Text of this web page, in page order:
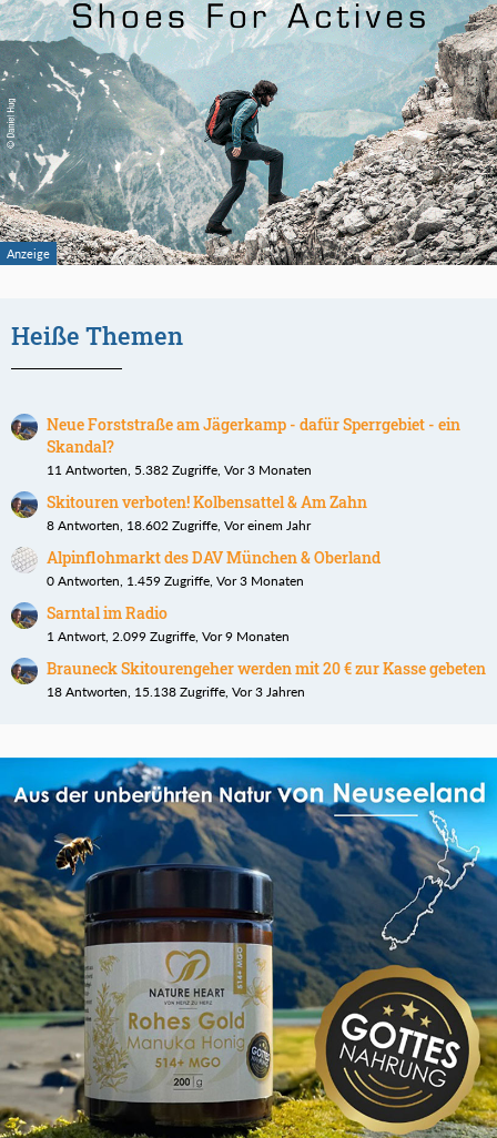
Heiße Themen
Neue Forststraße am Jägerkamp - dafür Sperrgebiet - ein
Skandal?
11 Antworten, 5.382 Zugriffe, Vor 3 Monaten
Skitouren verboten! Kolbensattel & Am Zahn
8 Antworten, 18.602 Zugriffe, Vor einem Jahr
Alpinflohmarkt des DAV München & Oberland
0 Antworten, 1.459 Zugriffe, Vor 3 Monaten
Sarntal im Radio
1 Antwort, 2.099 Zugriffe, Vor 9 Monaten
Brauneck Skitourengeher werden mit 20 € zur Kasse gebeten
18 Antworten, 15.138 Zugriffe, Vor 3 Jahren